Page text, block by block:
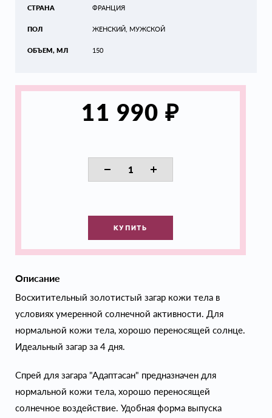
СТРАНА
ПОЛ
ОБЪЕМ, МЛ
ФРАНЦИЯ
ЖЕНСКИЙ, МУЖСКОЙ
150
11 990₽
КУПИТЬ
Описание
Восхитительный золотистый загар кожи тела в
условиях умеренной солнечной активности. Для
нормальной кожи тела, хорошо переносящей солнце.
Идеальный загар за 4 дня.
Спрей для загара "Адаптасан" предназначен для
нормальной кожи тела, хорошо переносящей
солнечное воздействие. Удобная форма выпуска